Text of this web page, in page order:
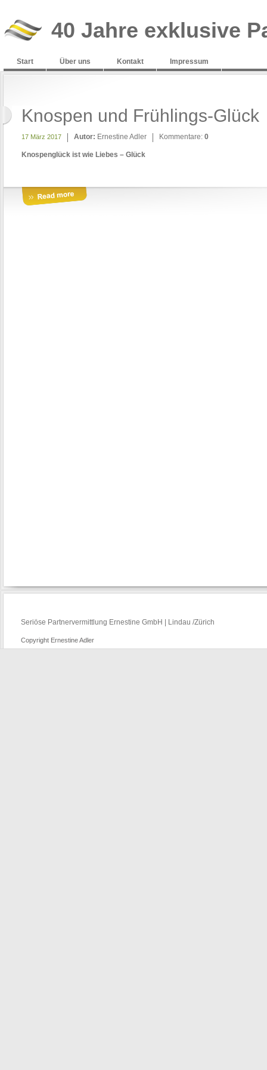
40 Jahre exklusive
Start Über uns Kontakt Impressum
Knospen und Frühlings-Glück
17 März 2017 Autor: Ernestine Adler Kommentare: 0
Knospenglück ist wie Liebes – Glück
Seriöse Partnervermittlung Ernestine GmbH | Lindau /Zürich
Copyright Ernestine Adler